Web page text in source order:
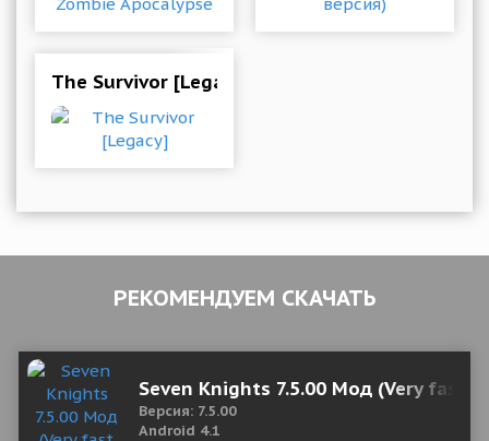
The Survivor [Legacy]
РЕКОМЕНДУЕМ СКАЧАТЬ
Seven Knights 7.5.00 Мод (Very fast
Версия: 7.5.00
Android 4.1